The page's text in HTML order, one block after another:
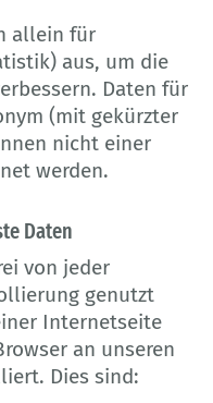
allein für
aus, um die
Daten für
(mit gekürzter
nicht einer
werden.
Daten
von jeder
genutzt
Internetseite
an unseren
Dies sind: